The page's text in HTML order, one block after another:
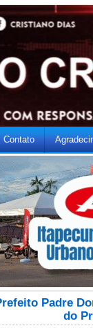
Contato
Padre
do